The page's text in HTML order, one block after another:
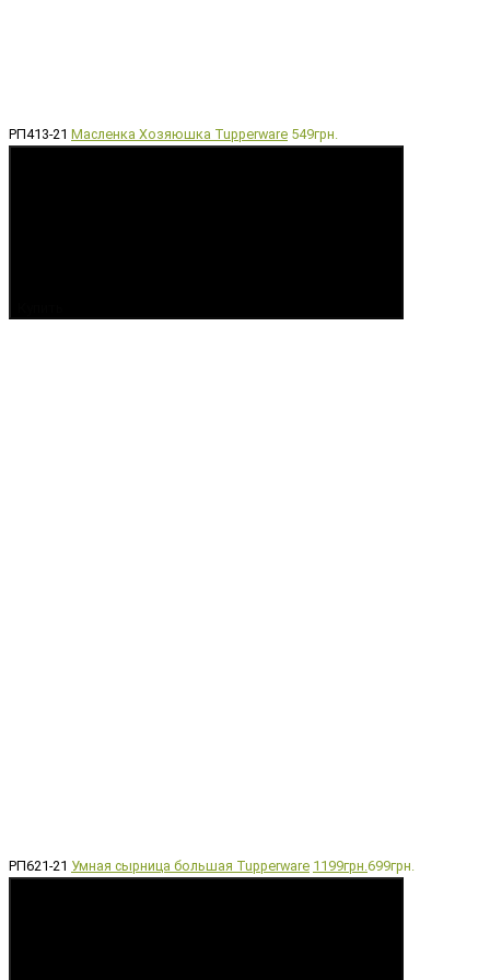
РП413-21 Масленка Хозяюшка Tupperware 549грн.
РП621-21 Умная сырница большая Tupperware 1199грн.699грн.